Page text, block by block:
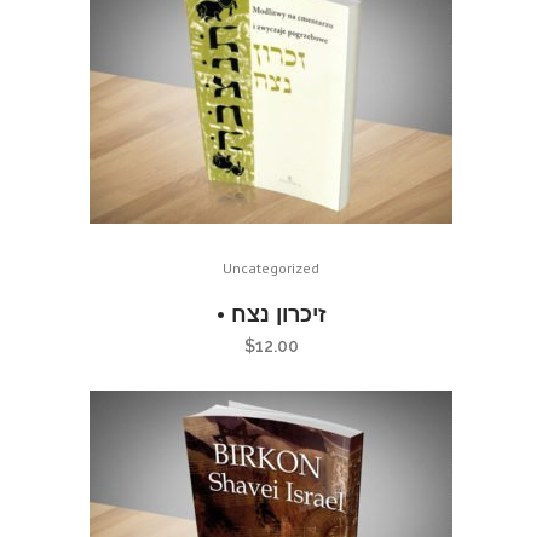
Uncategorized
• זיכרון נצח
$12.00